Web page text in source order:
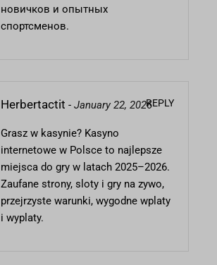
новичков и опытных
спортсменов.
Herbertactit - January 22, 2026REPLY
Grasz w kasynie? Kasyno
internetowe w Polsce to najlepsze
miejsca do gry w latach 2025–2026.
Zaufane strony, sloty i gry na zywo,
przejrzyste warunki, wygodne wplaty
i wyplaty.